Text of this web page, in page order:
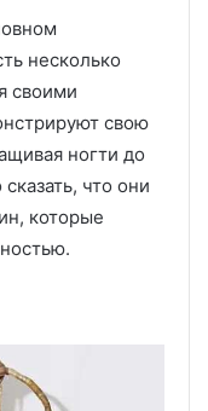
несколько
своими
свою
ногти до
что они
которые